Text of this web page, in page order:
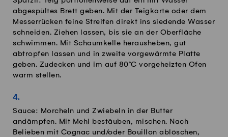
abgespültes Brett geben. Mit der Teigkarte oder dem
Messerrücken feine Streifen direkt ins siedende Wasser
schneiden. Ziehen lassen, bis sie an der Oberfläche
schwimmen. Mit Schaumkelle herausheben, gut
abtropfen lassen und in zweite vorgewärmte Platte
geben. Zudecken und im auf 80°C vorgeheizten Ofen
warm stellen.
Sauce: Morcheln und Zwiebeln in der Butter
andämpfen. Mit Mehl bestäuben, mischen. Nach
Belieben mit Cognac und/oder Bouillon ablöschen,